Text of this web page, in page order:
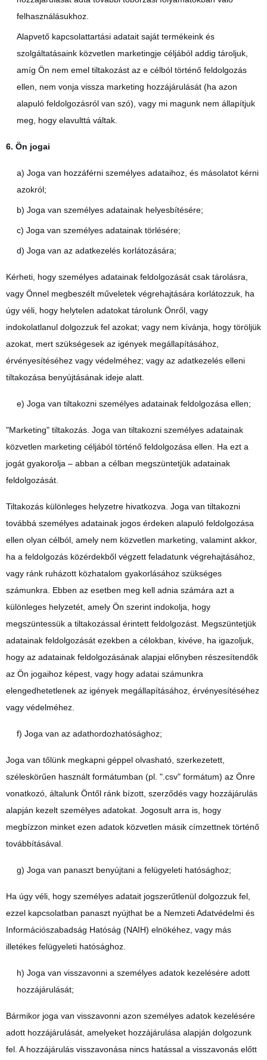
felhasználásukhoz.
Alapvető kapcsolattartási adatait saját termékeink és
szolgáltatásaink közvetlen marketingje céljából addig tároljuk,
amíg Ön nem emel tiltakozást az e célból történő feldolgozás
ellen, nem vonja vissza marketing hozzájárulását (ha azon
alapuló feldolgozásról van szó), vagy mi magunk nem állapítjuk
meg, hogy elavulttá váltak.
6. Ön jogai
a) Joga van hozzáférni személyes adataihoz, és másolatot kérni
azokról;
b) Joga van személyes adatainak helyesbítésére;
c) Joga van személyes adatainak törlésére;
d) Joga van az adatkezelés korlátozására;
Kérheti, hogy személyes adatainak feldolgozását csak tárolásra,
vagy Önnel megbeszélt műveletek végrehajtására korlátozzuk, ha
úgy véli, hogy helytelen adatokat tárolunk Önről, vagy
indokolatlanul dolgozzuk fel azokat; vagy nem kívánja, hogy töröljük
azokat, mert szükségesek az igények megállapításához,
érvényesítéséhez vagy védelméhez; vagy az adatkezelés elleni
tiltakozása benyújtásának ideje alatt.
e) Joga van tiltakozni személyes adatainak feldolgozása ellen;
"Marketing" tiltakozás. Joga van tiltakozni személyes adatainak
közvetlen marketing céljából történő feldolgozása ellen. Ha ezt a
jogát gyakorolja – abban a célban megszüntetjük adatainak
feldolgozását.
Tiltakozás különleges helyzetre hivatkozva. Joga van tiltakozni
továbbá személyes adatainak jogos érdeken alapuló feldolgozása
ellen olyan célból, amely nem közvetlen marketing, valamint akkor,
ha a feldolgozás közérdekből végzett feladatunk végrehajtásához,
vagy ránk ruházott közhatalom gyakorlásához szükséges
számunkra. Ebben az esetben meg kell adnia számára azt a
különleges helyzetét, amely Ön szerint indokolja, hogy
megszüntessük a tiltakozással érintett feldolgozást. Megszüntetjük
adatainak feldolgozását ezekben a célokban, kivéve, ha igazoljuk,
hogy az adatainak feldolgozásának alapjai előnyben részesítendők
az Ön jogaihoz képest, vagy hogy adatai számunkra
elengedhetetlenek az igények megállapításához, érvényesítéséhez
vagy védelméhez.
f) Joga van az adathordozhatósághoz;
Joga van tőlünk megkapni géppel olvasható, szerkezetett,
széleskörűen használt formátumban (pl. ".csv" formátum) az Önre
vonatkozó, általunk Öntől ránk bízott, szerződés vagy hozzájárulás
alapján kezelt személyes adatokat. Jogosult arra is, hogy
megbízzon minket ezen adatok közvetlen másik címzettnek történő
továbbításával.
g) Joga van panaszt benyújtani a felügyeleti hatósághoz;
Ha úgy véli, hogy személyes adatait jogszerűtlenül dolgozzuk fel,
ezzel kapcsolatban panaszt nyújthat be a Nemzeti Adatvédelmi és
Információszabadság Hatóság (NAIH) elnökéhez, vagy más
illetékes felügyeleti hatósághoz.
h) Joga van visszavonni a személyes adatok kezelésére adott
hozzájárulását;
Bármikor joga van visszavonni azon személyes adatok kezelésére
adott hozzájárulását, amelyeket hozzájárulása alapján dolgozunk
fel. A hozzájárulás visszavonása nincs hatással a visszavonás előtt